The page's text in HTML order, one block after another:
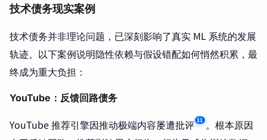
技术债务现实案例
技术债务并非理论问题，已深刻影响了真实 ML 系统的发展
轨迹。以下案例说明隐性依赖与假设错配如何悄然积累，最
终成为重大负担：
YouTube：反馈回路债务
YouTube 推荐引擎因推动极端内容屡遭批评 11 。根本原因